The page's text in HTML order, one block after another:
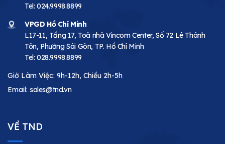
Tel: 024.9998.8899
VPGD Hồ Chí Minh
L17-11, Tầng 17, Toà nhà Vincom Center, Số 72 Lê Thánh
Tôn, Phường Sài Gòn, TP. Hồ Chí Minh
Tel: 028.9998.8899
Giờ Làm Việc: 9h-12h, Chiều 2h-5h
Email: sales@tnd.vn
VỀ TND